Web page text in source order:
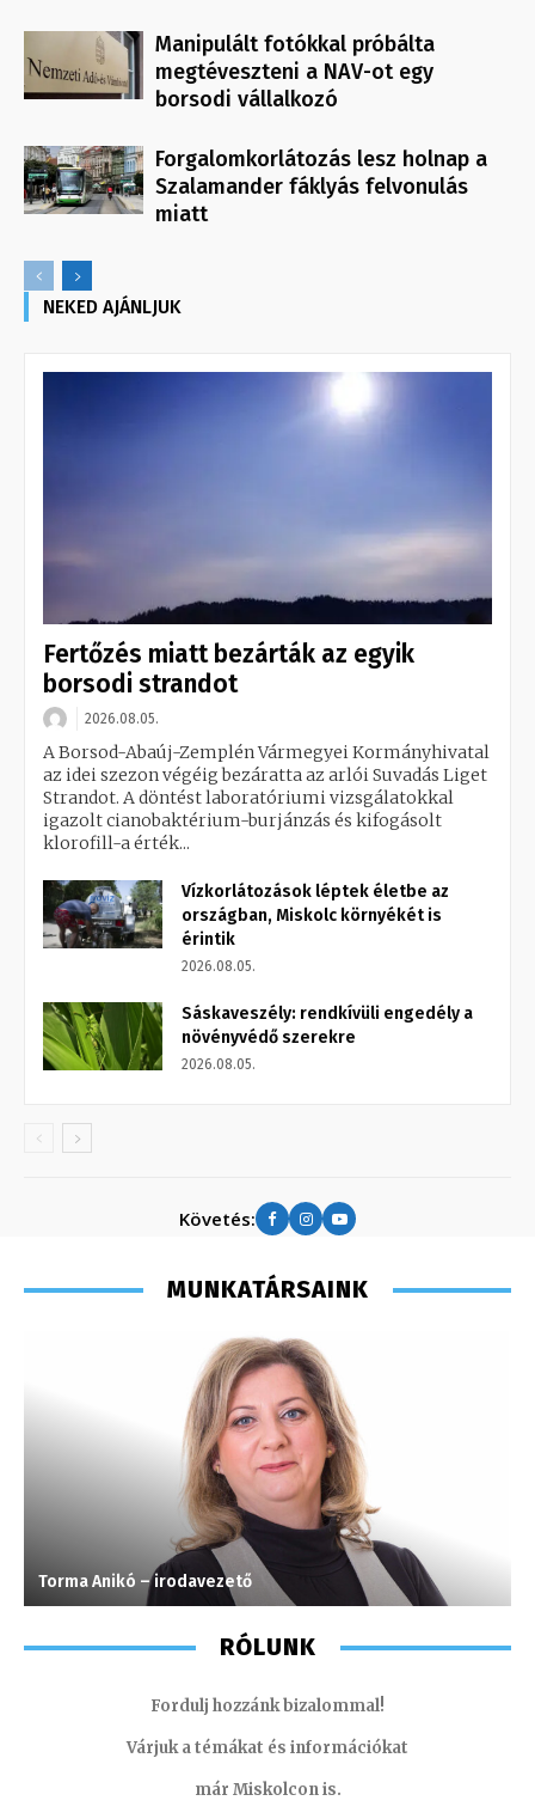
Manipulált fotókkal próbálta
megtéveszteni a NAV-ot egy
borsodi vállalkozó
Forgalomkorlátozás lesz holnap a
Szalamander fáklyás felvonulás
miatt
NEKED AJÁNLJUK
Fertőzés miatt bezárták az egyik
borsodi strandot
2026.08.05.
A Borsod-Abaúj-Zemplén Vármegyei Kormányhivatal
az idei szezon végéig bezáratta az arlói Suvadás Liget
Strandot. A döntést laboratóriumi vizsgálatokkal
igazolt cianobaktérium-burjánzás és kifogásolt
klorofill-a érték...
Vízkorlátozások léptek életbe az
országban, Miskolc környékét is
érintik
2026.08.05.
Sáskaveszély: rendkívüli engedély a
növényvédő szerekre
2026.08.05.
Követés:
MUNKATÁRSAINK
Torma Anikó – irodavezető
RÓLUNK
Fordulj hozzánk bizalommal!
Várjuk a témákat és információkat
már Miskolcon is.